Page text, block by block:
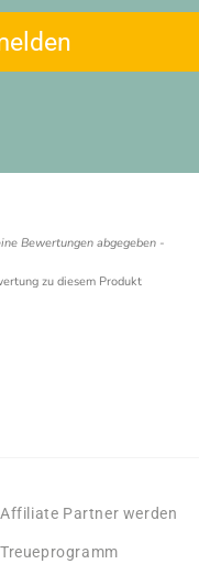
Bewertungen abgegeben -
zu diesem Produkt
Affiliate Partner werden
Treueprogramm